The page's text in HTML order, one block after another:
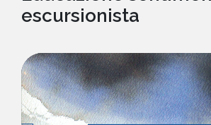
CHI SIAMO
CATALOGO
AUTORI
escursionista